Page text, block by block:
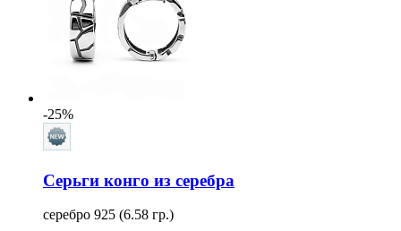
Для кого
-25%
Серьги конго из серебра
серебро 925 (6.58 гр.)